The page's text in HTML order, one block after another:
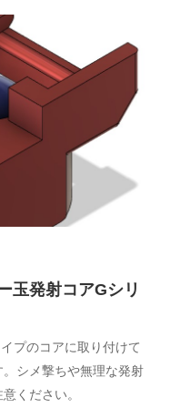
発射コアGシリ
プのコアに取り付けて
シメ撃ちや無理な発射
ください。